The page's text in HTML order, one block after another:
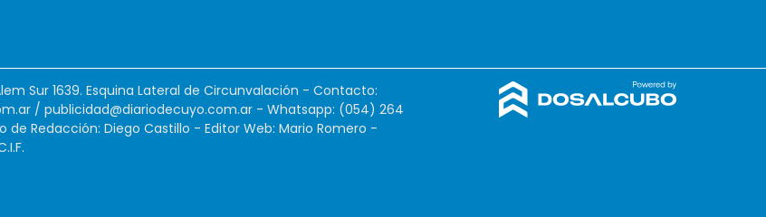
Sur 1639. Esquina Lateral de Circunvalación - Contacto:
/ publicidad@diariodecuyo.com.ar - Whatsapp: (054) 264
Redacción: Diego Castillo - Editor Web: Mario Romero -